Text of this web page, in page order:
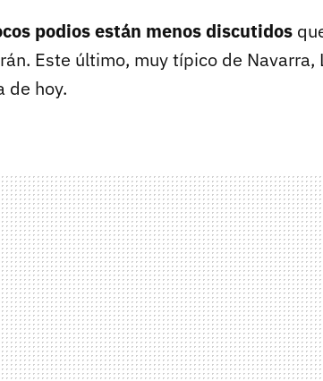
podios están menos discutidos
Este último, muy típico de Navarra,
de hoy.